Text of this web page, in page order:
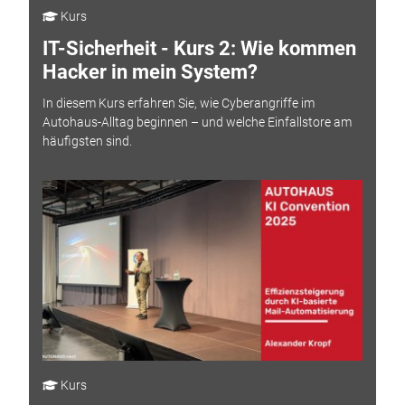
Kurs
IT-Sicherheit - Kurs 2: Wie kommen
Hacker in mein System?
In diesem Kurs erfahren Sie, wie Cyberangriffe im
Autohaus-Alltag beginnen – und welche Einfallstore am
häufigsten sind.
Kurs